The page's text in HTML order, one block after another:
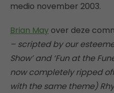
medio november 2003.
Brian May over deze
– scripted by our
Show’ and ‘Fun at the
now completely ripped
with the same theme)